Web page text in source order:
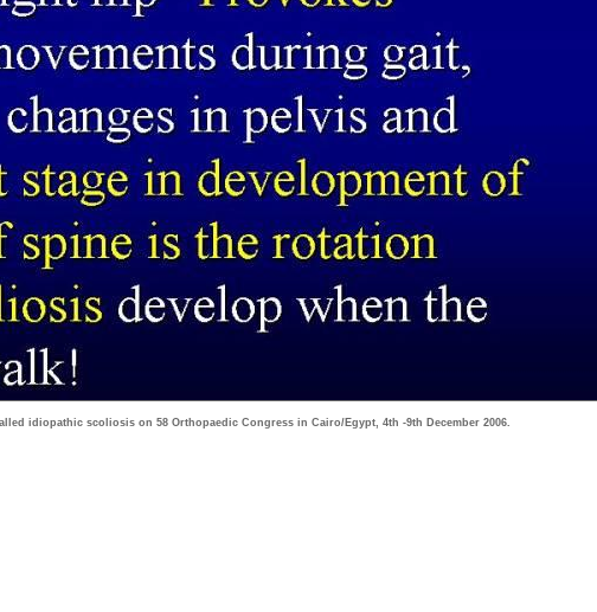
idiopathic scoliosis on 58 Orthopaedic Congress in Cairo/Egypt, 4th -9th December 2006.